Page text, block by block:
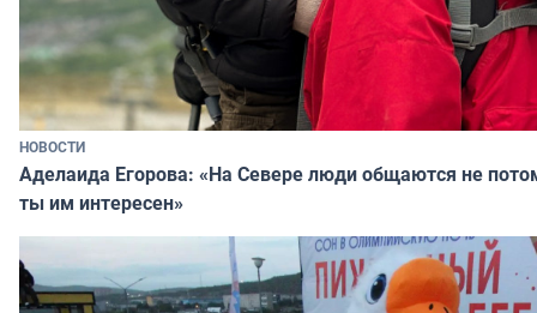
НОВОСТИ
Аделаида Егорова: «На Севере люди общаются не
ты им интересен»